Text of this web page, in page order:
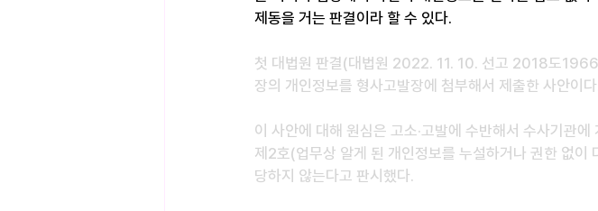
제동을 거는 판결이라 할 수 있다.
첫 대법원 판결(대법원 2022. 11. 10. 선고 2018도
장의 개인정보를 형사고발장에 첨부해서 제출한 사안이
이 사안에 대해 원심은 고소·고발에 수반해서 수사기관
제2호(업무상 알게 된 개인정보를 누설하거나 권한 없
당하지 않는다고 판시했다.